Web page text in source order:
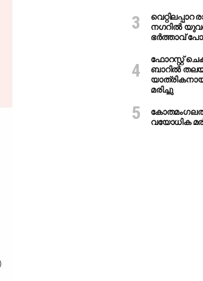
നഗറിൽ യുവതി
ഭർത്താവ്
ഫോറസ്റ്റ്
ബാറില്‍
മരിച്ചു
വയോധിക